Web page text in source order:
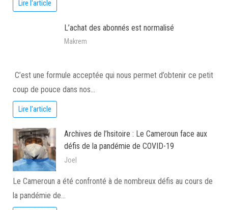
Lire l'article
L’achat des abonnés est normalisé
Makrem
C’est une formule acceptée qui nous permet d’obtenir ce petit
coup de pouce dans nos…
Lire l'article
Archives de l’hsitoire : Le Cameroun face aux
défis de la pandémie de COVID-19
Joel
Le Cameroun a été confronté à de nombreux défis au cours de
la pandémie de…